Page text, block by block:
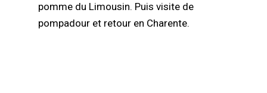
pomme du Limousin. Puis visite de
pompadour et retour en Charente.